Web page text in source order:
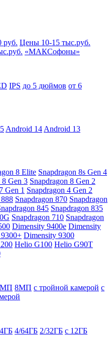
руб. Цены 10-15 тыс.руб.
«МАКСофоны»
IPS до 5 дюймов от 6
Android 14 Android 13
8 Elite Snapdragon 8s Gen 4
8 Gen 3 Snapdragon 8 Gen 2
Gen 1 Snapdragon 4 Gen 2
Snapdragon 870 Snapdragon
845 Snapdragon 835
Snapdragon 710 Snapdragon
Dimensity 9400e Dimensity
Dimensity 9300
Helio G100 Helio G90T
8МП с тройной камерой с
4/64ГБ 2/32ГБ с 12ГБ